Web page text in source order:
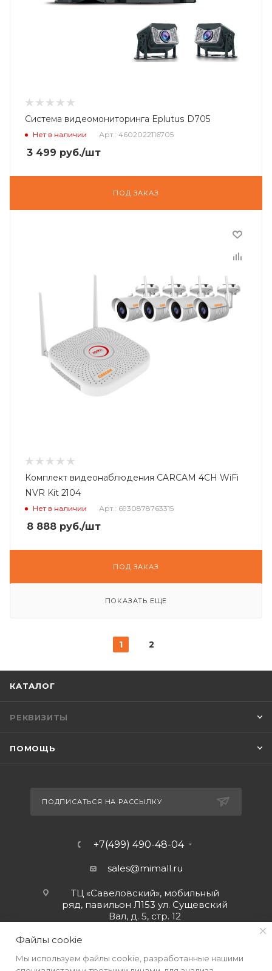
Система видеомониторинга Eplutus D705
Нет в наличии Арт.: 4602022116705
3 499 руб./шт
ПОД ЗАКАЗ
Комплект видеонаблюдения CARCAM 4CH WiFi
NVR Kit 2104
Нет в наличии Арт.: 6930878763315
8 888 руб./шт
ПОД ЗАКАЗ
ПОКАЗАТЬ ЕЩЕ
1 2
КАТАЛОГ
РЕКВИЗИТЫ
ПОМОЩЬ
ПОДПИСАТЬСЯ НА РАССЫЛКУ
+7(499) 490-48-04
sales@mimall.ru
ТЦ «Савеловский», мобильный
ряд, павильон Л153 ул. Сущевский
Вал, д. 5, стр. 12
Файлы cookie
Мы используем файлы cookie, разработанные нашими